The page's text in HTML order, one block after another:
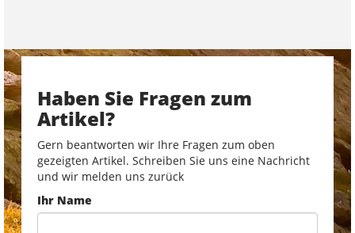
Haben Sie Fragen zum
Artikel?
Gern beantworten wir Ihre Fragen zum oben
gezeigten Artikel. Schreiben Sie uns eine Nachricht
und wir melden uns zurück
Ihr Name